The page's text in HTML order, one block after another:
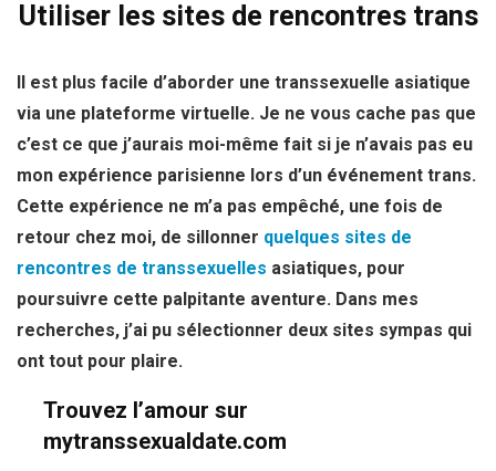
Utiliser les sites de rencontres trans
Il est plus facile d’aborder une transsexuelle asiatique
via une plateforme virtuelle. Je ne vous cache pas que
c’est ce que j’aurais moi-même fait si je n’avais pas eu
mon expérience parisienne lors d’un événement trans.
Cette expérience ne m’a pas empêché, une fois de
retour chez moi, de sillonner quelques sites de
rencontres de transsexuelles asiatiques, pour
poursuivre cette palpitante aventure. Dans mes
recherches, j’ai pu sélectionner deux sites sympas qui
ont tout pour plaire.
Trouvez l’amour sur
mytranssexualdate.com